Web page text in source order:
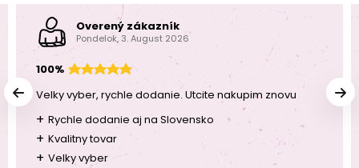
Overený zákazník
Pondelok, 3. August 2026
100%
Velky vyber, rychle dodanie. Utcite nakupim znovu
+ Rychle dodanie aj na Slovensko
+ Kvalitny tovar
+ Velky vyber